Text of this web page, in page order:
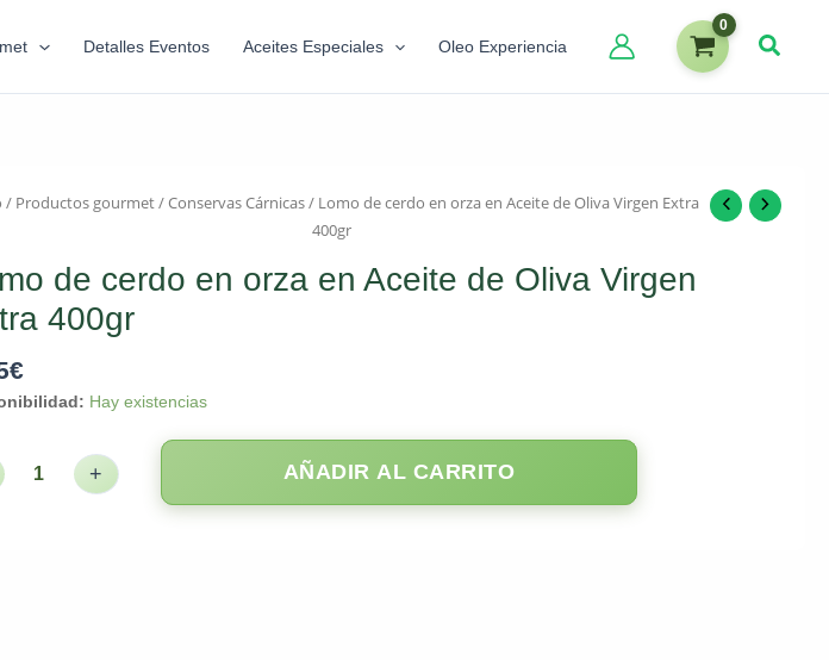
Detalles Eventos Aceites Especiales Oleo Experiencia
/ Productos gourmet/Conservas Cárnicas/ Lomo de cerdo en orza en Aceite de Oliva Virgen Extra
400gr
de cerdo en orza en Aceite de Oliva Virgen
400gr
€
Hay existencias
+ AÑADIR AL CARRITO